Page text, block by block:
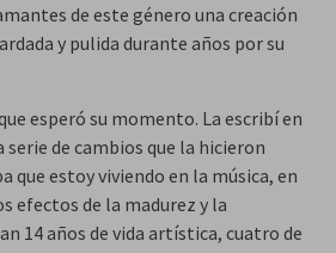
de este género una creación
y pulida durante años por su
esperó su momento. La escribí en
serie de cambios que la hicieron
que estoy viviendo en la música, en
efectos de la madurez y la
14 años de vida artística, cuatro de